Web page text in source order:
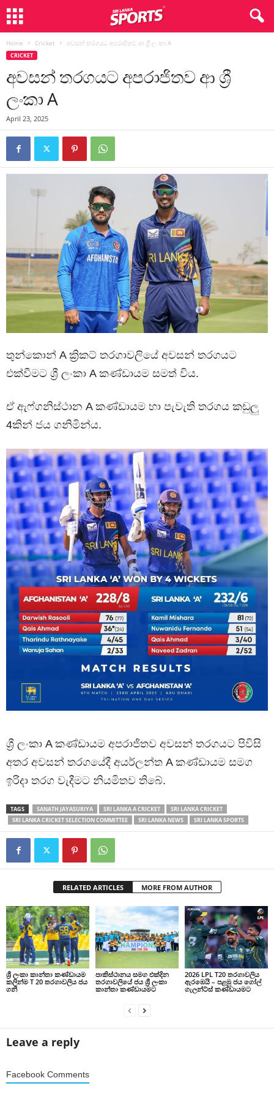
Home Cricket අවසන් තරගයට අපරාජිතව ආ ශ්‍රී ලංකා A
CRICKET
අවසන් තරගයට අපරාජිතව ආ ශ්‍රී
ලංකා A
April 23, 2025
තුන්කොන් A ක්‍රිකට් තරගාවලියේ අවසන් තරගයට
එක්වීමට ශ්‍රී ලංකා A කණ්ඩායම සමත් විය.
ඒ ඇෆ්ගනිස්ථාන A කණ්ඩායම හා පැවැති තරගය කඩුලු
4කින් ජය ගනිමින්ය.
ශ්‍රී ලංකා A කණ්ඩායම අපරාජිතව අවසන් තරගයට පිවිසි
අතර අවසන් තරගයේදී අයර්ලන්ත A කණ්ඩායම සමග
ඉරිදා තරග වැදීමට නියමිතව තිබේ.
TAGS SANATH JAYASURIYA SRI LANKA A CRICKET
SRI LANKA CRICKET
SRI LANKA CRICKET SELECTION COMMITTEE
SRI LANKA NEWS SRI LANKA SPORTS
RELATED ARTICLES MORE FROM AUTHOR
ශ්‍රී ලංකා කාන්තා කණ්ඩායම
කලින්ම T 20 තරගාවලිය ජය
ගනී
පාකිස්ථානය සමග එක්දින
තරගාවලියේ ජය ශ්‍රී ලංකා
කාන්තා කණ්ඩායමට
2026 LPL T20 තරගාවලිය
ඇරඹෙයි – පළමු ජය ගෝල්
ගැලන්ට්ස් කණ්ඩායමට
Leave a reply
Facebook Comments